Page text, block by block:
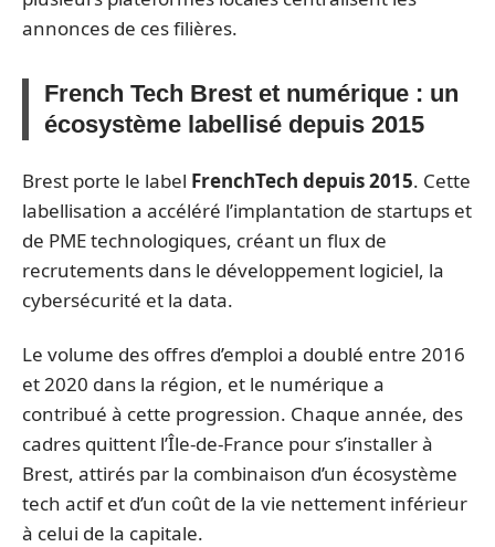
annonces de ces filières.
French Tech Brest et numérique : un
écosystème labellisé depuis 2015
Brest porte le label FrenchTech depuis 2015. Cette
labellisation a accéléré l’implantation de startups et
de PME technologiques, créant un flux de
recrutements dans le développement logiciel, la
cybersécurité et la data.
Le volume des offres d’emploi a doublé entre 2016
et 2020 dans la région, et le numérique a
contribué à cette progression. Chaque année, des
cadres quittent l’Île-de-France pour s’installer à
Brest, attirés par la combinaison d’un écosystème
tech actif et d’un coût de la vie nettement inférieur
à celui de la capitale.